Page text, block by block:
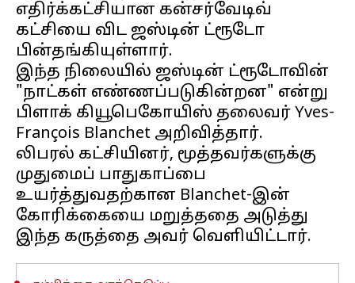
எதிர்க்கட்சியான கன்சர்வேடிவ்
கட்சியை விட ஜஸ்டின் ட்ரூடோ
பின்தங்கியுள்ளார்.
இந்த நிலையில் ஜஸ்டின் ட்ரூடோவின்
"நாட்கள் எண்ணப்படுகின்றன" என்று
பிளாக் கியூபெகோயிஸ் தலைவர் Yves-
François Blanchet அறிவித்தார்.
லிபரல் கட்சியினர், மூத்தவர்களுக்கு
முதுமைப் பாதுகாப்பை
உயர்த்துவதற்கான Blanchet-இன்
கோரிக்கையை மறுத்ததை அடுத்து